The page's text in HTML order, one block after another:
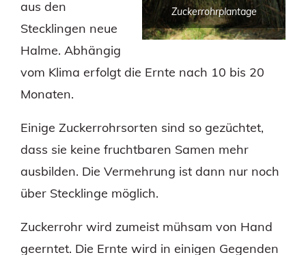
Zuckerrohrplantage
aus den
Stecklingen neue
Halme. Abhängig
vom Klima erfolgt die Ernte nach 10 bis 20
Monaten.
Einige Zuckerrohrsorten sind so gezüchtet,
dass sie keine fruchtbaren Samen mehr
ausbilden. Die Vermehrung ist dann nur noch
über Stecklinge möglich.
Zuckerrohr wird zumeist mühsam von Hand
geerntet. Die Ernte wird in einigen Gegenden